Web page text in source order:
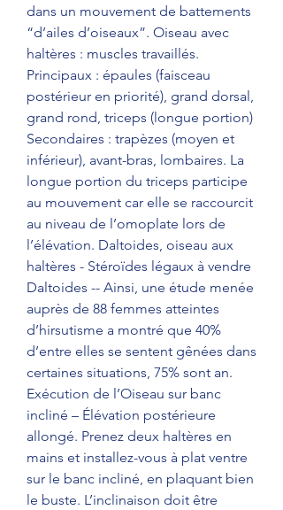
dans un mouvement de battements
“d’ailes d’oiseaux”. Oiseau avec
haltères : muscles travaillés.
Principaux : épaules (faisceau
postérieur en priorité), grand dorsal,
grand rond, triceps (longue portion)
Secondaires : trapèzes (moyen et
inférieur), avant-bras, lombaires. La
longue portion du triceps participe
au mouvement car elle se raccourcit
au niveau de l’omoplate lors de
l’élévation. Daltoides, oiseau aux
haltères - Stéroïdes légaux à vendre
Daltoides -- Ainsi, une étude menée
auprès de 88 femmes atteintes
d’hirsutisme a montré que 40%
d’entre elles se sentent gênées dans
certaines situations, 75% sont an.
Exécution de l’Oiseau sur banc
incliné – Élévation postérieure
allongé. Prenez deux haltères en
mains et installez-vous à plat ventre
sur le banc incliné, en plaquant bien
le buste. L’inclinaison doit être